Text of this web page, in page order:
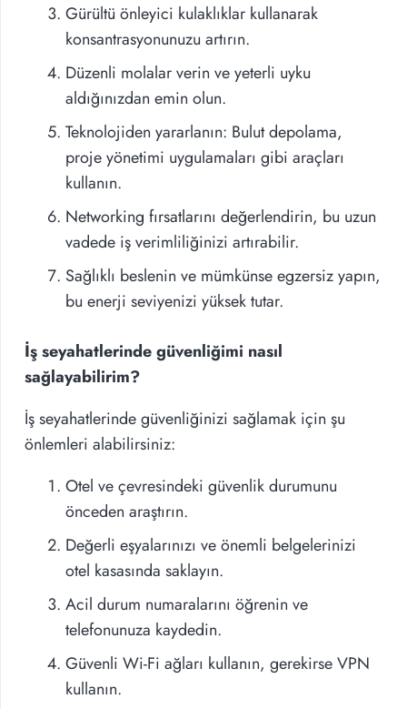
Gürültü önleyici kulaklıklar kullanarak
konsantrasyonunuzu artırın.
Düzenli molalar verin ve yeterli uyku
aldığınızdan emin olun.
Teknolojiden yararlanın: Bulut depolama,
proje yönetimi uygulamaları gibi araçları
kullanın.
Networking fırsatlarını değerlendirin, bu uzun
vadede iş verimliliğinizi artırabilir.
Sağlıklı beslenin ve mümkünse egzersiz yapın,
bu enerji seviyenizi yüksek tutar.
İş seyahatlerinde güvenliğimi nasıl
sağlayabilirim?
İş seyahatlerinde güvenliğinizi sağlamak için şu
önlemleri alabilirsiniz:
Otel ve çevresindeki güvenlik durumunu
önceden araştırın.
Değerli eşyalarınızı ve önemli belgelerinizi
otel kasasında saklayın.
Acil durum numaralarını öğrenin ve
telefonunuza kaydedin.
Güvenli Wi-Fi ağları kullanın, gerekirse VPN
kullanın.